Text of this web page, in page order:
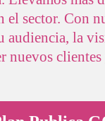
el sector. Con
audiencia, la
nuevos